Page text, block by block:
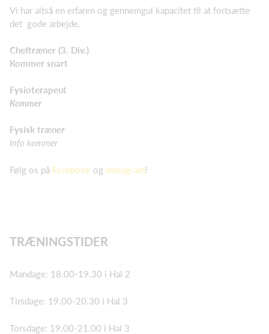
Vi har altså en erfaren og gennemgul kapacitet til at fortsætte
det gode arbejde.
Cheftræner (3. Div.)
Kommer snart
Fysioterapeut
Kommer
Fysisk træner
Info kommer
Følg os på Facebook og Instagram!
TRÆNINGSTIDER
Mandage: 18.00-19.30 i Hal 2
Tirsdage: 19.00-20.30 i Hal 3
Torsdage: 19.00-21.00 i Hal 3